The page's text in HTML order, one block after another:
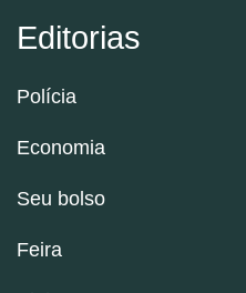
Editorias
Polícia
Economia
Seu bolso
Feira